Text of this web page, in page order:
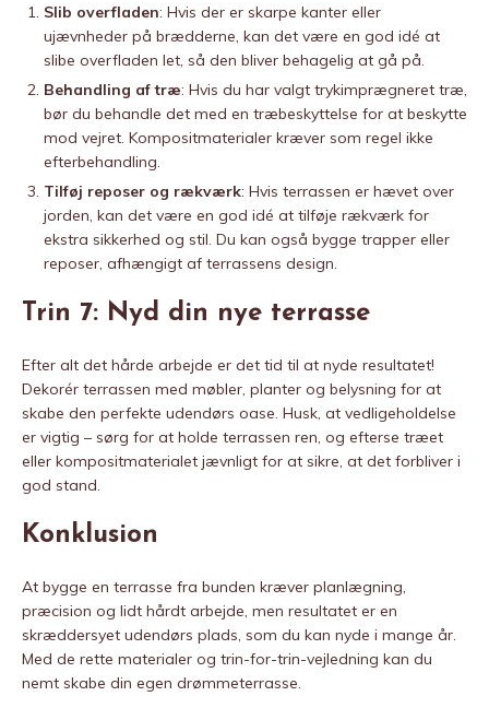
Slib overfladen: Hvis der er skarpe kanter eller
ujævnheder på brædderne, kan det være en god idé at
slibe overfladen let, så den bliver behagelig at gå på.
Behandling af træ: Hvis du har valgt trykimprægneret træ,
bør du behandle det med en træbeskyttelse for at beskytte
mod vejret. Kompositmaterialer kræver som regel ikke
efterbehandling.
Tilføj reposer og rækværk: Hvis terrassen er hævet over
jorden, kan det være en god idé at tilføje rækværk for
ekstra sikkerhed og stil. Du kan også bygge trapper eller
reposer, afhængigt af terrassens design.
Trin 7: Nyd din nye terrasse
Efter alt det hårde arbejde er det tid til at nyde resultatet!
Dekorér terrassen med møbler, planter og belysning for at
skabe den perfekte udendørs oase. Husk, at vedligeholdelse
er vigtig – sørg for at holde terrassen ren, og efterse træet
eller kompositmaterialet jævnligt for at sikre, at det forbliver i
god stand.
Konklusion
At bygge en terrasse fra bunden kræver planlægning,
præcision og lidt hårdt arbejde, men resultatet er en
skræddersyet udendørs plads, som du kan nyde i mange år.
Med de rette materialer og trin-for-trin-vejledning kan du
nemt skabe din egen drømmeterrasse.